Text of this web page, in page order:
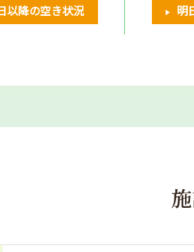
以降の空き状況 明